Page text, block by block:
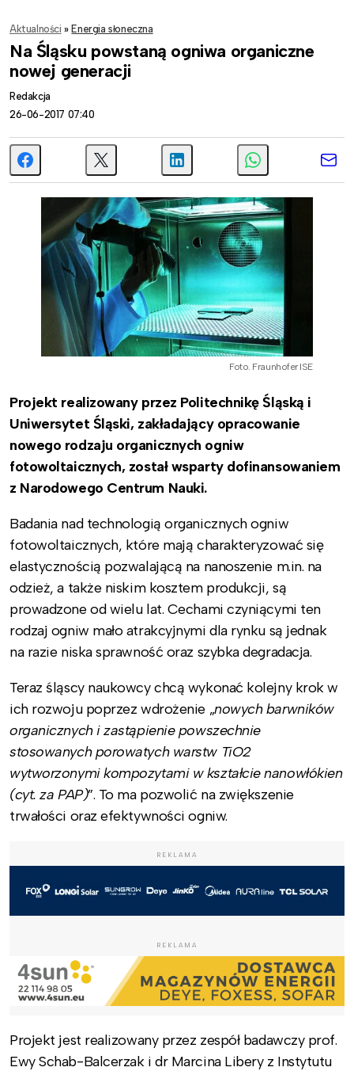
Aktualności » Energia słoneczna
Na Śląsku powstaną ogniwa organiczne
nowej generacji
Redakcja
26-06-2017 07:40
Foto. Fraunhofer ISE
Projekt realizowany przez Politechnikę Śląską i
Uniwersytet Śląski, zakładający opracowanie
nowego rodzaju organicznych ogniw
fotowoltaicznych, został wsparty dofinansowaniem
z Narodowego Centrum Nauki.
Badania nad technologią organicznych ogniw
fotowoltaicznych, które mają charakteryzować się
elastycznością pozwalającą na nanoszenie m.in. na
odzież, a także niskim kosztem produkcji, są
prowadzone od wielu lat. Cechami czyniącymi ten
rodzaj ogniw mało atrakcyjnymi dla rynku są jednak
na razie niska sprawność oraz szybka degradacja.
Teraz śląscy naukowcy chcą wykonać kolejny krok w
ich rozwoju poprzez wdrożenie „nowych barwników
organicznych i zastąpienie powszechnie
stosowanych porowatych warstw TiO2
wytworzonymi kompozytami w kształcie nanowłókien
(cyt. za PAP)”. To ma pozwolić na zwiększenie
trwałości oraz efektywności ogniw.
REKLAMA
REKLAMA
Projekt jest realizowany przez zespół badawczy prof.
Ewy Schab-Balcerzak i dr Marcina Libery z Instytutu